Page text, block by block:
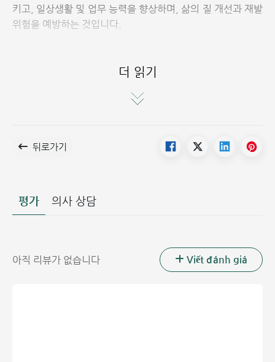
키고, 일상생활 및 업무 능력을 향상하며, 삶의 질 개선과 재발
위험을 예방하는 것입니다.
홍옥 푹즈엉밍(Phuc Truong Minh) 종합병원 - 물리치료 및
이를 위해 본원은 대표적인 하노이 물리치료 센터로서 다음과
같이 다양한 질환군에 대해 전문적인 진료와 물리치료를 제공
더 읽기
뒤로가기
평가 의사 상담
아직 리뷰가 없습니다 Viết đánh giá